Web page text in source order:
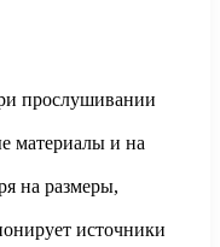
прослушивании
материалы и на
на размеры,
источники